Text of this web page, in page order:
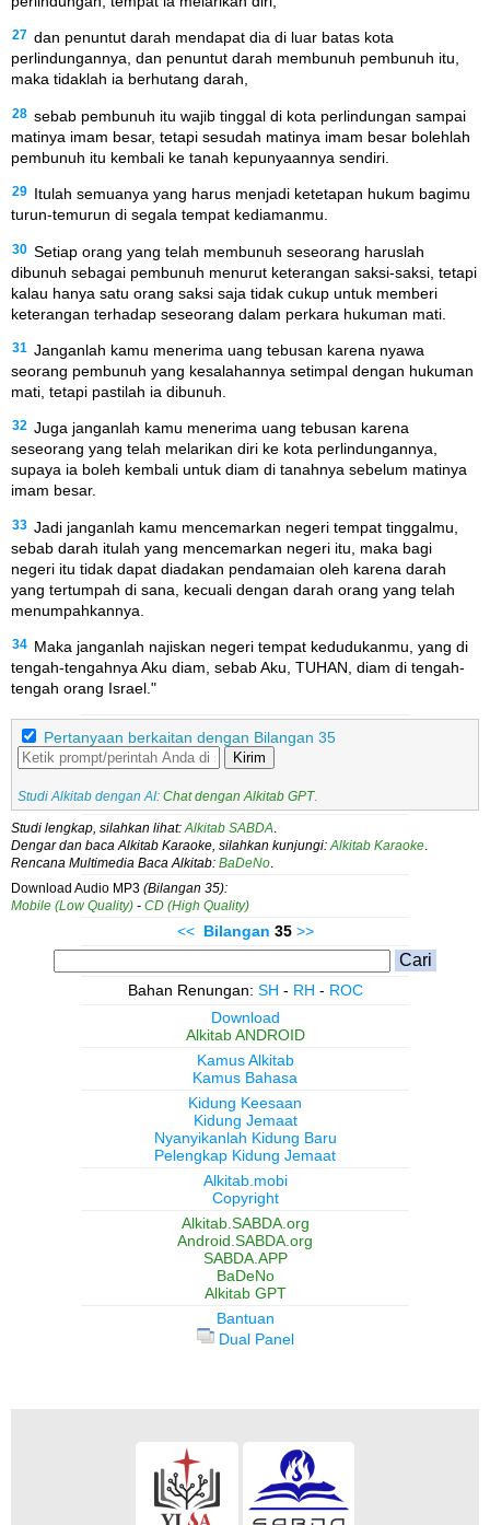
27 dan penuntut darah mendapat dia di luar batas kota
perlindungannya, dan penuntut darah membunuh pembunuh itu,
maka tidaklah ia berhutang darah,
28 sebab pembunuh itu wajib tinggal di kota perlindungan sampai
matinya imam besar, tetapi sesudah matinya imam besar bolehlah
pembunuh itu kembali ke tanah kepunyaannya sendiri.
29 Itulah semuanya yang harus menjadi ketetapan hukum bagimu
turun-temurun di segala tempat kediamanmu.
30 Setiap orang yang telah membunuh seseorang haruslah
dibunuh sebagai pembunuh menurut keterangan saksi-saksi, tetapi
kalau hanya satu orang saksi saja tidak cukup untuk memberi
keterangan terhadap seseorang dalam perkara hukuman mati.
31 Janganlah kamu menerima uang tebusan karena nyawa
seorang pembunuh yang kesalahannya setimpal dengan hukuman
mati, tetapi pastilah ia dibunuh.
32 Juga janganlah kamu menerima uang tebusan karena
seseorang yang telah melarikan diri ke kota perlindungannya,
supaya ia boleh kembali untuk diam di tanahnya sebelum matinya
imam besar.
33 Jadi janganlah kamu mencemarkan negeri tempat tinggalmu,
sebab darah itulah yang mencemarkan negeri itu, maka bagi
negeri itu tidak dapat diadakan pendamaian oleh karena darah
yang tertumpah di sana, kecuali dengan darah orang yang telah
menumpahkannya.
34 Maka janganlah najiskan negeri tempat kedudukanmu, yang di
tengah-tengahnya Aku diam, sebab Aku, TUHAN, diam di tengah-
tengah orang Israel."
Pertanyaan berkaitan dengan Bilangan 35
Kirim
Studi Alkitab dengan AI: Chat dengan Alkitab GPT .
Studi lengkap, silahkan lihat:Alkitab SABDA.
Dengar dan baca Alkitab Karaoke, silahkan kunjungi:Alkitab Karaoke.
Rencana Multimedia Baca Alkitab: BaDeNo.
Download Audio MP3 (Bilangan 35):
Mobile (Low Quality) - CD (High Quality)
<< Bilangan 35 >>
Bahan Renungan: SH - RH - ROC
Download
Alkitab ANDROID
Kamus Alkitab
Kamus Bahasa
Kidung Keesaan
Kidung Jemaat
Nyanyikanlah Kidung Baru
Pelengkap Kidung Jemaat
Alkitab.mobi
Copyright
Alkitab.SABDA.org
Android.SABDA.org
SABDA.APP
BaDeNo
Alkitab GPT
Bantuan
Dual Panel